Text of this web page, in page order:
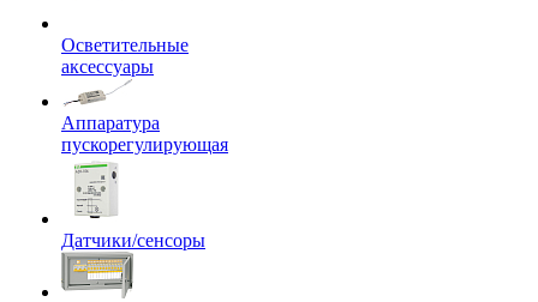
Осветительные
аксессуары
Аппаратура
пускорегулирующая
Датчики/сенсоры